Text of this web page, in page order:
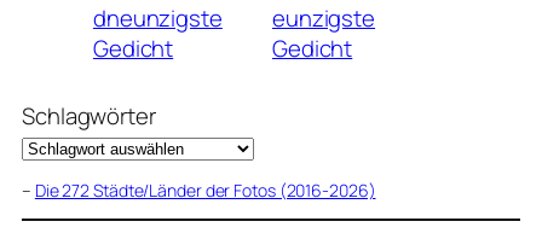
dneunzigste
Gedicht
eunzigste
Gedicht
Schlagwörter
– Die 272 Städte/Länder der Fotos (2016-2026)